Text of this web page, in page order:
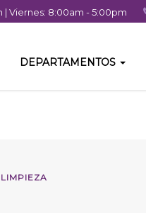
| Viernes: 8:00am - 5:00pm
DEPARTAMENTOS